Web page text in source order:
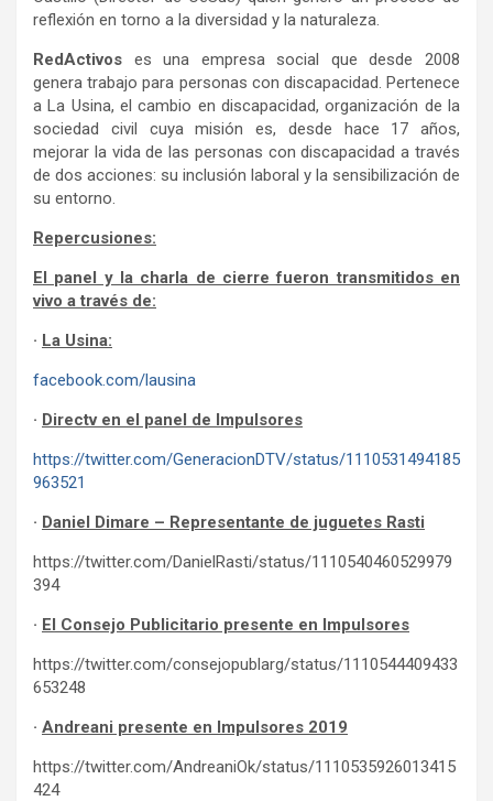
reflexión en torno a la diversidad y la naturaleza.
RedActivos es una empresa social que desde 2008
genera trabajo para personas con discapacidad. Pertenece
a La Usina, el cambio en discapacidad, organización de la
sociedad civil cuya misión es, desde hace 17 años,
mejorar la vida de las personas con discapacidad a través
de dos acciones: su inclusión laboral y la sensibilización de
su entorno.
Repercusiones:
El panel y la charla de cierre fueron transmitidos en
vivo a través de:
· La Usina:
facebook.com/lausina
· Directv en el panel de Impulsores
https://twitter.com/GeneracionDTV/status/1110531494185
963521
· Daniel Dimare – Representante de juguetes Rasti
https://twitter.com/DanielRasti/status/1110540460529979
394
· El Consejo Publicitario presente en Impulsores
https://twitter.com/consejopublarg/status/1110544409433
653248
· Andreani presente en Impulsores 2019
https://twitter.com/AndreaniOk/status/1110535926013415
424